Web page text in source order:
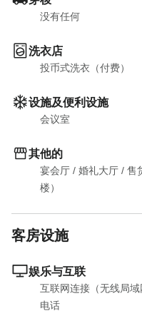
没有任何
洗衣店
投币式洗衣（付费）
设施及便利设施
会议室
其他的
宴会厅 / 婚礼大厅 / 售
楼）
客房设施
娱乐与互联
互联网连接（无线局域
电话